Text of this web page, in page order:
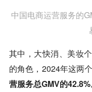
中国电商运营服务的
其中，大快消、美妆
的角色，2024年这两
营服务总GMV的42.8%